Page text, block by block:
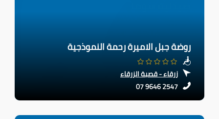
روضة جبل الاميرة رحمة النموذجية
زرقاء - قصبة الزرقاء
07 9646 2547